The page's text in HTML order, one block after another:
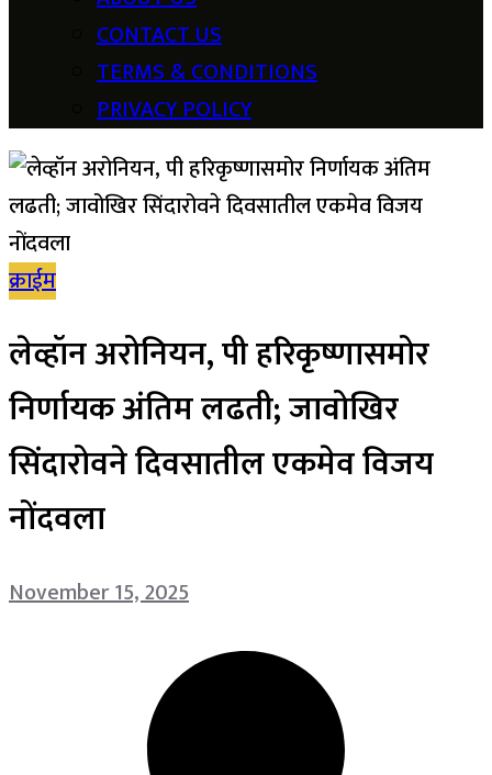
CONTACT US
TERMS & CONDITIONS
PRIVACY POLICY
क्राईम
लेव्हॉन अरोनियन, पी हरिकृष्णासमोर
निर्णायक अंतिम लढती; जावोखिर
सिंदारोवने दिवसातील एकमेव विजय
नोंदवला
November 15, 2025